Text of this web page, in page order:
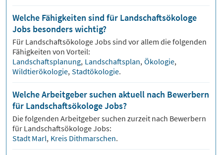
Welche Fähigkeiten sind für Landschaftsökologe
Jobs besonders wichtig?
Für LandschaftsökologeJobs sind vor allem die folgenden
Fähigkeiten von Vorteil:
Landschaftsplanung, Landschaftsplan, Ökologie,
Wildtierökologie, Stadtökologie.
Welche Arbeitgeber suchen aktuell nach Bewerbern
für Landschaftsökologe Jobs?
Die folgenden Arbeitgeber suchen zurzeit nach Bewerbern
für LandschaftsökologeJobs:
Stadt Marl, Kreis Dithmarschen.